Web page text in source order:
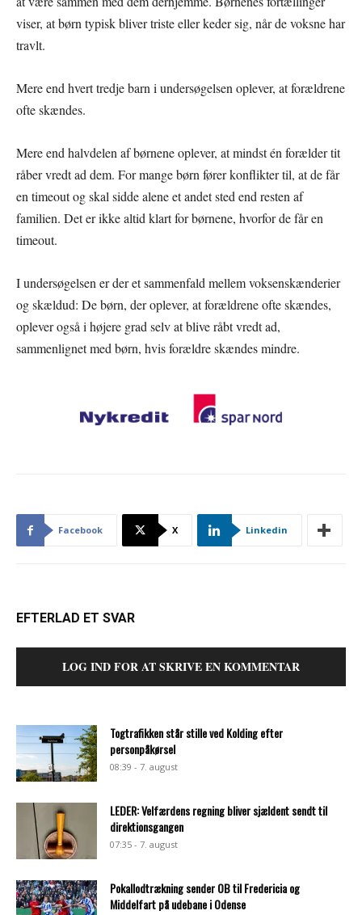
viser, at børn typisk bliver triste eller keder sig, når de voksne har
travlt.
Mere end hvert tredje barn i undersøgelsen oplever, at forældrene
ofte skændes.
Mere end halvdelen af børnene oplever, at mindst én forælder tit
råber vredt ad dem. For mange børn fører konflikter til, at de får
en timeout og skal sidde alene et andet sted end resten af
familien. Det er ikke altid klart for børnene, hvorfor de får en
timeout.
I undersøgelsen er der et sammenfald mellem voksenskænderier
og skældud: De børn, der oplever, at forældrene ofte skændes,
oplever også i højere grad selv at blive råbt vredt ad,
sammenlignet med børn, hvis forældre skændes mindre.
Facebook X Linkedin
EFTERLAD ET SVAR
LOG IND FOR AT SKRIVE EN KOMMENTAR
Togtrafikken står stille ved Kolding efter
personpåkørsel
08:39 - 7. august
LEDER: Velfærdens regning bliver sjældent sendt til
direktionsgangen
07:35 - 7. august
Pokallodtrækning sender OB til Fredericia og
Middelfart på udebane i Odense